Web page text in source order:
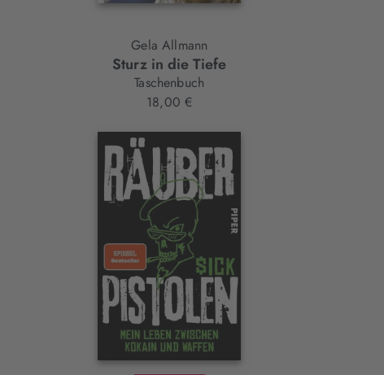
Gela Allmann
Sturz in die Tiefe
Taschenbuch
18,00 €